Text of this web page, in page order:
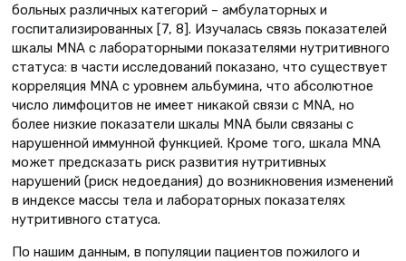
больных различных категорий – амбулаторных и
госпитализированных [7, 8]. Изучалась связь показателей
шкалы MNA с лабораторными показателями нутритивного
статуса: в части исследований показано, что существует
корреляция MNA с уровнем альбумина, что абсолютное
число лимфоцитов не имеет никакой связи с MNA, но
более низкие показатели шкалы MNA были связаны с
нарушенной иммунной функцией. Кроме того, шкала MNA
может предсказать риск развития нутритивных
нарушений (риск недоедания) до возникновения изменений
в индексе массы тела и лабораторных показателях
нутритивного статуса.
По нашим данным, в популяции пациентов пожилого и